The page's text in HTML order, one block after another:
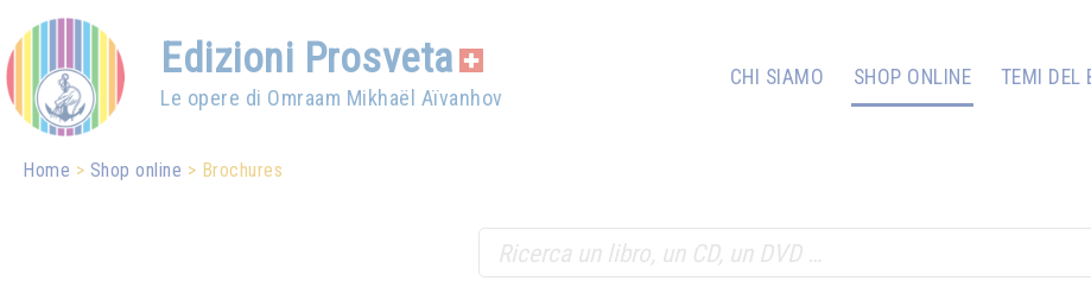
Edizioni Prosveta
Le opere di Omraam Mikhaël Aïvanhov
CHI SIAMO SHOP ONLINE TEMI DEL
Home Shop online Brochures